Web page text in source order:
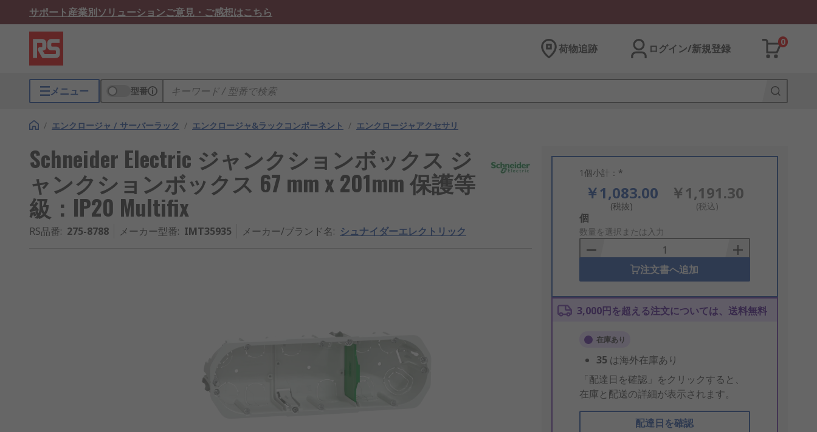
サポート産業別ソリューションご意見・ご感想はこちら
荷物追跡 ログイン/新規登録
0
メニュー 型番
/ エンクロージャ / サーバーラック / エンクロージャ&ラックコンポーネント / エンクロージャアクセサリ
Schneider Electric ジャンクションボックス ジ
ャンクションボックス 67 mm x 201mm 保護等
級：IP20 Multifix
RS品番: 275-8788 メーカー型番: IMT35935 メーカー/ブランド名: シュナイダーエレクトリック
1個小計：*
￥1,083.00
(税抜)
￥1,191.30
(税込)
Add
to
Basket
個
数量を選択または入力
注文書へ追加
3,000円を超える注文については、送料無料
在庫あり
35 は海外在庫あり
「配達日を確認」をクリックすると、
在庫と配送の詳細が表示されます。
配達日を確認